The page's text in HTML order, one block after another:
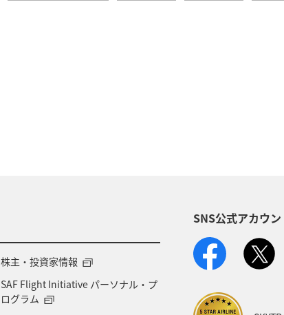
石川県
ワイン 宮城県 ホノルル
札幌 A-style秋特集 AMC会員
株主・投資家情報
SAF Flight Initiative パーソナル・プ
ログラム
SNS公式アカウン